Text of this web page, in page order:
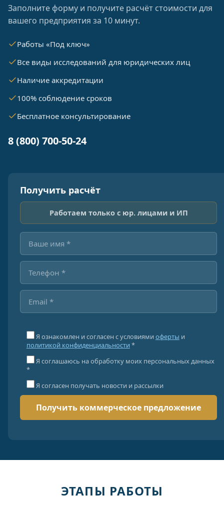
Заполните форму и получите расчёт стоимости для
вашего предприятия за 10 минут.
Работы «Под ключ»
Все виды исследований для юридических лиц
Наличие аккредитации
100% соблюдение сроков
Бесплатное консультирование
8 (800) 700-50-24
Получить расчёт
Работаем только с юр. лицами и ИП
Я ознакомлен и согласен с условиями оферты и
политикой конфиденциальности *
Я соглашаюсь на обработку моих персональных данных
*
Я согласен получать новости и рассылки
ЭТАПЫ РАБОТЫ